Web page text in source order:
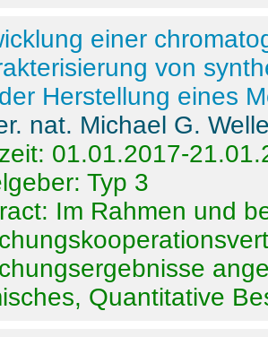
einer
von
Herstellung eines
nat. Michael G.
01.01.2017-
Typ 3
Im Rahmen und
Quantitative